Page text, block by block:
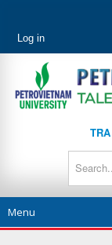
Log in
Menu